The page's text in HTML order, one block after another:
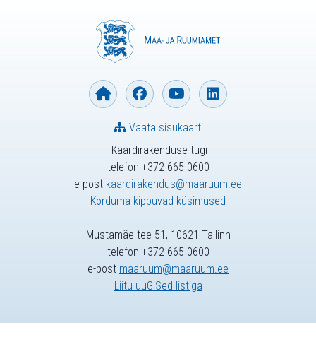
Kaardirakenduse tugi
telefon +372 665 0600
e-post kaardirakendus@maaruum.ee
Korduma kippuvad küsimused
Vaata sisukaarti
Mustamäe tee 51, 10621 Tallinn
telefon +372 665 0600
e-post maaruum@maaruum.ee
Liitu uuGISed listiga